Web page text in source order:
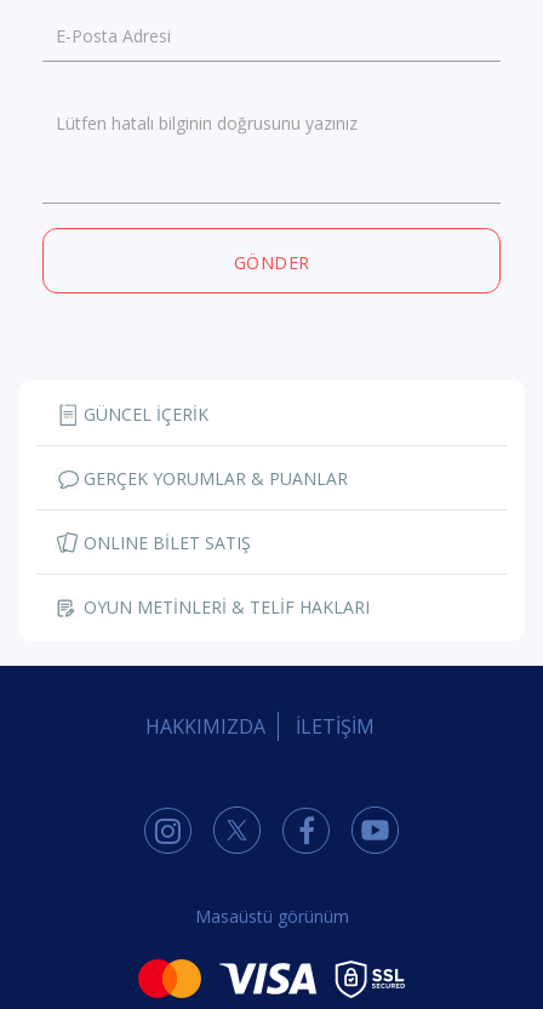
E-Posta Adresi
Lütfen hatalı bilginin doğrusunu yazınız
GÖNDER
GÜNCEL İÇERİK
GERÇEK YORUMLAR & PUANLAR
ONLINE BİLET SATIŞ
OYUN METİNLERİ & TELİF HAKLARI
HAKKIMIZDA İLETİŞİM
Masaüstü görünüm